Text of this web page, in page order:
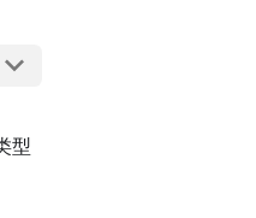
型